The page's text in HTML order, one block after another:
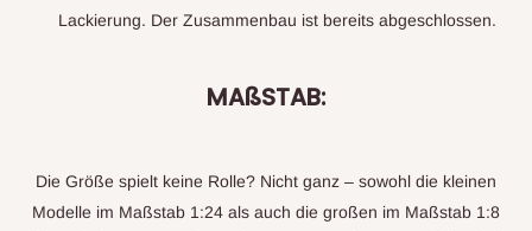
Lackierung. Der Zusammenbau ist bereits abgeschlossen.
MAßSTAB:
Die Größe spielt keine Rolle? Nicht ganz – sowohl die kleinen
Modelle im Maßstab 1:24 als auch die großen im Maßstab 1:8